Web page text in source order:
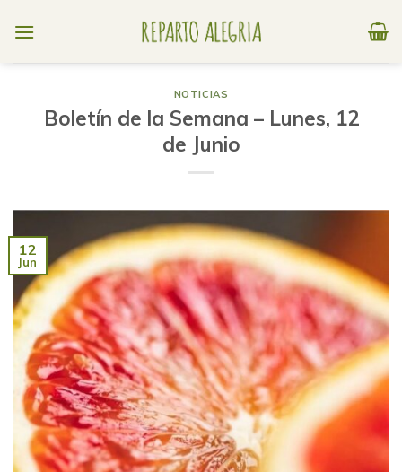
NOTICIAS
Boletín de la Semana – Lunes, 12
de Junio
12
Jun